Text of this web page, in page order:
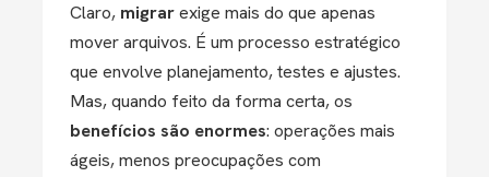
Claro, migrarexige mais do que apenas
mover arquivos. É um processo estratégico
que envolve planejamento, testes e ajustes.
Mas, quando feito da forma certa, os
benefícios são enormes: operações mais
ágeis, menos preocupações com